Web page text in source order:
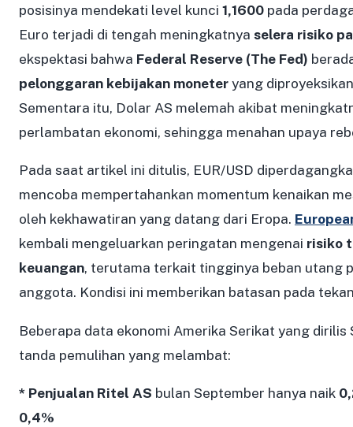
posisinya mendekati level kunci 1,1600 pada
Euro terjadi di tengah meningkatnya selera risiko
ekspektasi bahwa Federal Reserve (The Fed)
pelonggaran kebijakan moneteryang
Sementara itu, Dolar AS melemah akibat
perlambatan ekonomi, sehingga menahan upaya
Pada saat artikel ini ditulis, EUR/USD
mencoba mempertahankan momentum kenaikan
oleh kekhawatiran yang datang dari Eropa.
kembali mengeluarkan peringatan mengenai risiko
keuangan, terutama terkait tingginya beban utang
anggota. Kondisi ini memberikan batasan pada
Beberapa data ekonomi Amerika Serikat yang
tanda pemulihan yang melambat:
* Penjualan Ritel AS bulan September hanya naik
0,4%